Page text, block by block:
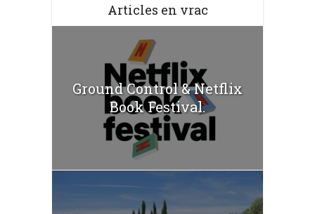
Articles en vrac
Ground Control & Netflix
Book Festival.